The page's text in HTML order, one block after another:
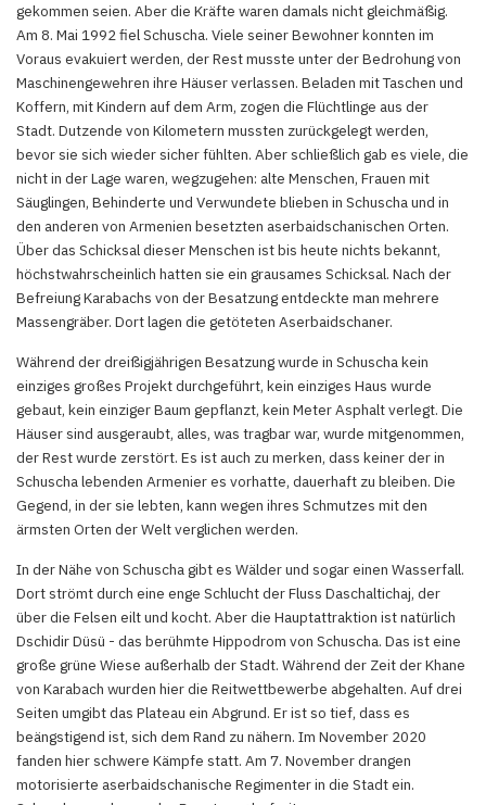
gekommen seien. Aber die Kräfte waren damals nicht gleichmäßig.
Am 8. Mai 1992 fiel Schuscha. Viele seiner Bewohner konnten im
Voraus evakuiert werden, der Rest musste unter der Bedrohung von
Maschinengewehren ihre Häuser verlassen. Beladen mit Taschen und
Koffern, mit Kindern auf dem Arm, zogen die Flüchtlinge aus der
Stadt. Dutzende von Kilometern mussten zurückgelegt werden,
bevor sie sich wieder sicher fühlten. Aber schließlich gab es viele, die
nicht in der Lage waren, wegzugehen: alte Menschen, Frauen mit
Säuglingen, Behinderte und Verwundete blieben in Schuscha und in
den anderen von Armenien besetzten aserbaidschanischen Orten.
Über das Schicksal dieser Menschen ist bis heute nichts bekannt,
höchstwahrscheinlich hatten sie ein grausames Schicksal. Nach der
Befreiung Karabachs von der Besatzung entdeckte man mehrere
Massengräber. Dort lagen die getöteten Aserbaidschaner.
Während der dreißigjährigen Besatzung wurde in Schuscha kein
einziges großes Projekt durchgeführt, kein einziges Haus wurde
gebaut, kein einziger Baum gepflanzt, kein Meter Asphalt verlegt. Die
Häuser sind ausgeraubt, alles, was tragbar war, wurde mitgenommen,
der Rest wurde zerstört. Es ist auch zu merken, dass keiner der in
Schuscha lebenden Armenier es vorhatte, dauerhaft zu bleiben. Die
Gegend, in der sie lebten, kann wegen ihres Schmutzes mit den
ärmsten Orten der Welt verglichen werden.
In der Nähe von Schuscha gibt es Wälder und sogar einen Wasserfall.
Dort strömt durch eine enge Schlucht der Fluss Daschaltichaj, der
über die Felsen eilt und kocht. Aber die Hauptattraktion ist natürlich
Dschidir Düsü - das berühmte Hippodrom von Schuscha. Das ist eine
große grüne Wiese außerhalb der Stadt. Während der Zeit der Khane
von Karabach wurden hier die Reitwettbewerbe abgehalten. Auf drei
Seiten umgibt das Plateau ein Abgrund. Er ist so tief, dass es
beängstigend ist, sich dem Rand zu nähern. Im November 2020
fanden hier schwere Kämpfe statt. Am 7. November drangen
motorisierte aserbaidschanische Regimenter in die Stadt ein.